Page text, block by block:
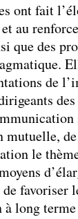
ont fait
au
que des
de
des
mutuelle,
le
favoriser
long